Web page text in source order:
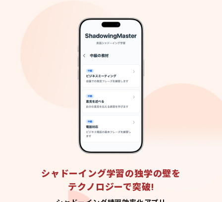
シャドーイング学習の独学の壁を
テクノロジーで突破!